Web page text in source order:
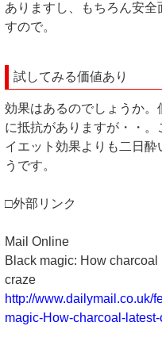
ありますし、もちろん安全
すので。
試してみる価値あり
効果はあるのでしょうか。
に抵抗がありますが・・
イエット効果よりも二日
うです。
□外部リンク
Mail Online
Black magic: How
craze
http://www.dailymail.co.uk/
magic-How-charcoal-